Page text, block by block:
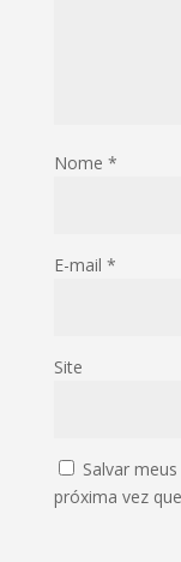
Nome *
E-mail *
Site
Salvar
próxima vez